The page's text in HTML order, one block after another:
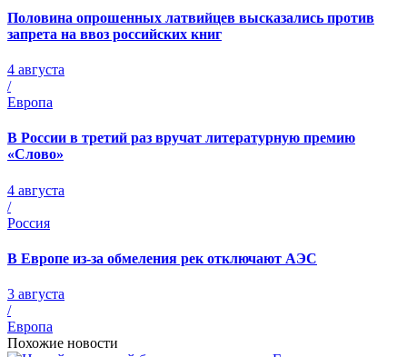
Половина опрошенных латвийцев высказались против
запрета на ввоз российских книг
4 августа
/
Европа
В России в третий раз вручат литературную премию
«Слово»
4 августа
/
Россия
В Европе из-за обмеления рек отключают АЭС
3 августа
/
Европа
Похожие новости